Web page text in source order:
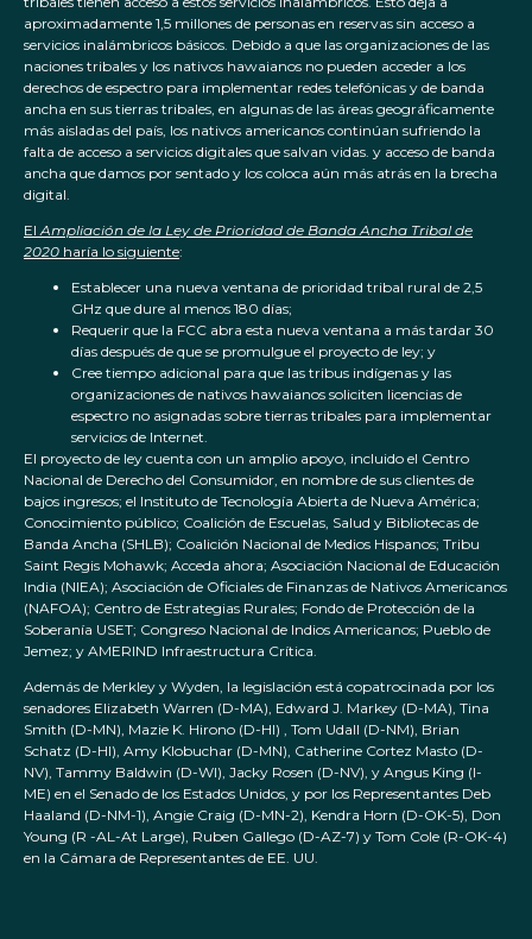
aproximadamente 1,5 millones de personas en reservas sin acceso a
servicios inalámbricos básicos. Debido a que las organizaciones de las
naciones tribales y los nativos hawaianos no pueden acceder a los
derechos de espectro para implementar redes telefónicas y de banda
ancha en sus tierras tribales, en algunas de las áreas geográficamente
más aisladas del país, los nativos americanos continúan sufriendo la
falta de acceso a servicios digitales que salvan vidas. y acceso de banda
ancha que damos por sentado y los coloca aún más atrás en la brecha
digital.
El Ampliación de la Ley de Prioridad de Banda Ancha Tribal de
2020 haría lo siguiente:
Establecer una nueva ventana de prioridad tribal rural de 2,5
GHz que dure al menos 180 días;
Requerir que la FCC abra esta nueva ventana a más tardar 30
días después de que se promulgue el proyecto de ley; y
Cree tiempo adicional para que las tribus indígenas y las
organizaciones de nativos hawaianos soliciten licencias de
espectro no asignadas sobre tierras tribales para implementar
servicios de Internet.
El proyecto de ley cuenta con un amplio apoyo, incluido el Centro
Nacional de Derecho del Consumidor, en nombre de sus clientes de
bajos ingresos; el Instituto de Tecnología Abierta de Nueva América;
Conocimiento público; Coalición de Escuelas, Salud y Bibliotecas de
Banda Ancha (SHLB); Coalición Nacional de Medios Hispanos; Tribu
Saint Regis Mohawk; Acceda ahora; Asociación Nacional de Educación
India (NIEA); Asociación de Oficiales de Finanzas de Nativos Americanos
(NAFOA); Centro de Estrategias Rurales; Fondo de Protección de la
Soberanía USET; Congreso Nacional de Indios Americanos; Pueblo de
Jemez; y AMERIND Infraestructura Crítica.
Además de Merkley y Wyden, la legislación está copatrocinada por los
senadores Elizabeth Warren (D-MA), Edward J. Markey (D-MA), Tina
Smith (D-MN), Mazie K. Hirono (D-HI) , Tom Udall (D-NM), Brian
Schatz (D-HI), Amy Klobuchar (D-MN), Catherine Cortez Masto (D-
NV), Tammy Baldwin (D-WI), Jacky Rosen (D-NV), y Angus King (I-
ME) en el Senado de los Estados Unidos, y por los Representantes Deb
Haaland (D-NM-1), Angie Craig (D-MN-2), Kendra Horn (D-OK-5), Don
Young (R -AL-At Large), Ruben Gallego (D-AZ-7) y Tom Cole (R-OK-4)
en la Cámara de Representantes de EE. UU.